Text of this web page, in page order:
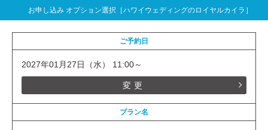
お申し込み オプション選択［ハワイウェディングのロイヤルカイラ］
ご予約日
2027年01月27日（水） 11:00～
変更
プラン名